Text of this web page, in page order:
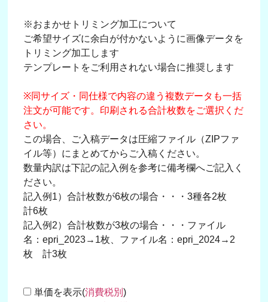
※おまかせトリミング加工について
ご希望サイズに余白が付かないように画像データを
トリミング加工します
テンプレートをご利用されない場合に推奨します
※同サイズ・同仕様で内容の違う複数データも一括
注文が可能です。印刷される合計枚数をご選択くだ
さい。
この場合、ご入稿データは圧縮ファイル（ZIPファ
イル等）にまとめてからご入稿ください。
数量内訳は下記の記入例を参考に備考欄へご記入く
ださい。
記入例1）合計枚数が6枚の場合・・・3種各2枚
計6枚
記入例2）合計枚数が3枚の場合・・・ファイル
名：epri_2023→1枚、ファイル名：epri_2024→2
枚 計3枚
単価を表示(消費税別)